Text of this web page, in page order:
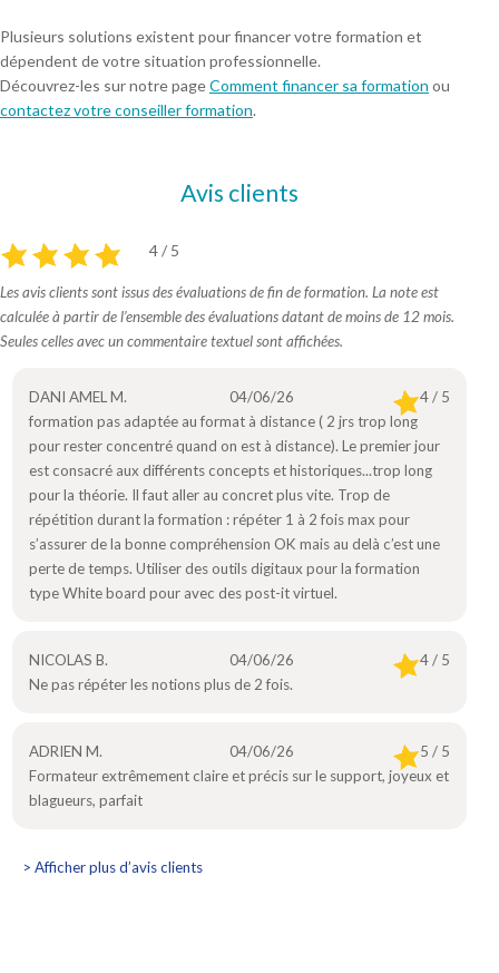
Plusieurs solutions existent pour financer votre formation et
dépendent de votre situation professionnelle.
Découvrez-les sur notre pageComment financer sa formation ou
contactez votre conseiller formation.
Avis clients
4 / 5
Les avis clients sont issus des évaluations de fin de formation. La note est
calculée à partir de l’ensemble des évaluations datant de moins de 12 mois.
Seules celles avec un commentaire textuel sont affichées.
DANI AMEL M. 04/06/26
4 / 5
formation pas adaptée au format à distance ( 2 jrs trop long
pour rester concentré quand on est à distance). Le premier jour
est consacré aux différents concepts et historiques...trop long
pour la théorie. Il faut aller au concret plus vite. Trop de
répétition durant la formation : répéter 1 à 2 fois max pour
s’assurer de la bonne compréhension OK mais au delà c’est une
perte de temps. Utiliser des outils digitaux pour la formation
type White board pour avec des post-it virtuel.
NICOLAS B. 04/06/26
4 / 5
Ne pas répéter les notions plus de 2 fois.
ADRIEN M. 04/06/26
5 / 5
Formateur extrêmement claire et précis sur le support, joyeux et
blagueurs, parfait
> Afficher plus d’avis clients